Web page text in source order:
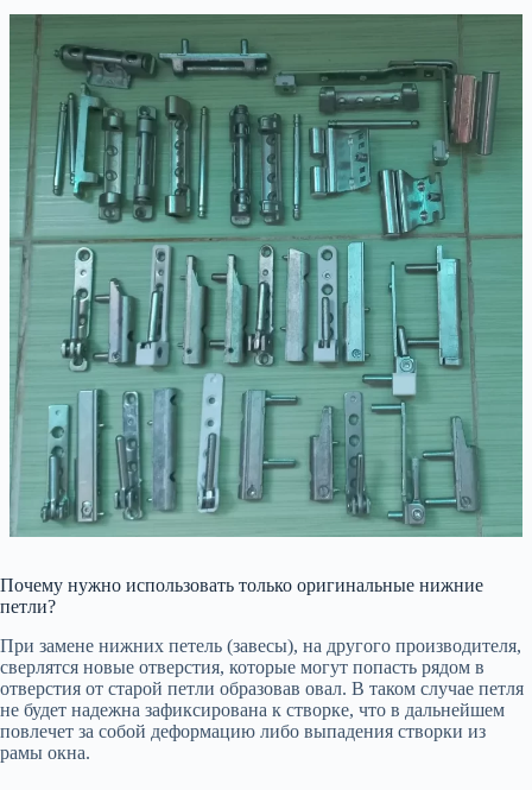
Почему нужно использовать только оригинальные нижние
петли?
При замене нижних петель (завесы), на другого производителя,
сверлятся новые отверстия, которые могут попасть рядом в
отверстия от старой петли образовав овал. В таком случае петля
не будет надежна зафиксирована к створке, что в дальнейшем
повлечет за собой деформацию либо выпадения створки из
рамы окна.